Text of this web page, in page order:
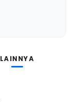
LAINNYA